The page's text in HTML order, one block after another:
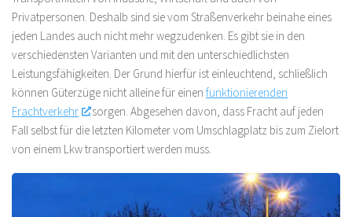
Privatpersonen. Deshalb sind sie vom Straßenverkehr beinahe eines
jeden Landes auch nicht mehr wegzudenken. Es gibt sie in den
verschiedensten Varianten und mit den unterschiedlichsten
Leistungsfähigkeiten. Der Grund hierfür ist einleuchtend, schließlich
können Güterzüge nicht alleine für einen funktionierenden
Frachtverkehr
sorgen. Abgesehen davon, dass Fracht auf jeden
Fall selbst für die letzten Kilometer vom Umschlagplatz bis zum Zielort
von einem Lkw transportiert werden muss.